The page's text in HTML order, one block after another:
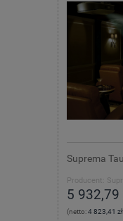
Suprema
Producent:
5 932,79
(netto:4 823,41 zł